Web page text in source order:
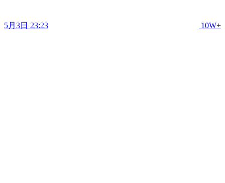
5月3日 23:23 10W+